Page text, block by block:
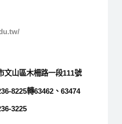
文山區木柵路一段111號
8225轉63462、63474
3225